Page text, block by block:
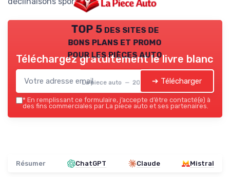
TOP 5 des sites de
bons plans et promo
pour les pièces auto
La piece auto — 2026
Téléchargez gratuitement le livre blanc
➔ Télécharger
* En remplissant ce formulaire, j’accepte d’être contacté(e) à
des fins commerciales par La piece auto et ses partenaires.
Résumer ChatGPT Claude Mistral